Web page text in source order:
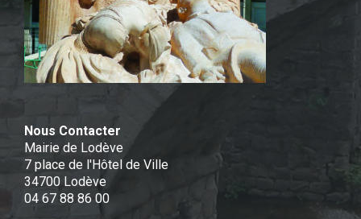
Nous Contacter
Mairie de Lodève
7 place de l'Hôtel de Ville
34700 Lodève
04 67 88 86 00